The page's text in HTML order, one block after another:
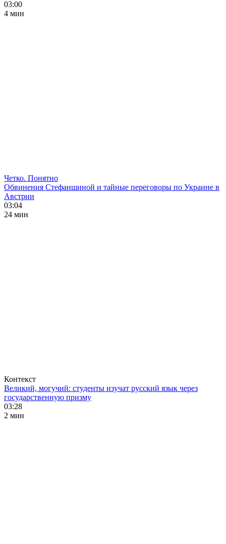
03:00
4 мин
Четко. Понятно
Обвинения Стефаншиной и тайные переговоры по Украине в
Австрии
03:04
24 мин
Контекст
Великий, могучий: студенты изучат русский язык через
государственную призму
03:28
2 мин